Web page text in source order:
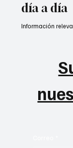
día a día
Información